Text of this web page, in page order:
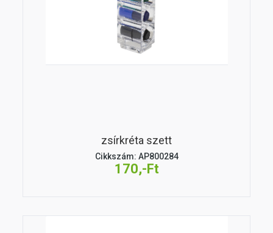
zsírkréta szett
Cikkszám: AP800284
170,-Ft